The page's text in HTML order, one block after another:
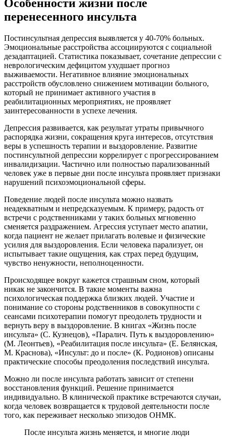
Особенности жизни после
перенесенного инсульта
Постинсультная депрессия выявляется у 40-70% больных.
Эмоциональные расстройства ассоциируются с социальной
дезадаптацией. Статистика показывает, сочетание депрессии с
неврологическим дефицитом ухудшает прогноз
выживаемости. Негативное влияние эмоциональных
расстройств обусловлено снижением мотивации больного,
который не принимает активного участия в
реабилитационных мероприятиях, не проявляет
заинтересованности в успехе лечения.
Депрессия развивается, как результат утраты привычного
распорядка жизни, сокращения круга интересов, отсутствия
веры в успешность терапии и выздоровление. Развитие
постинсультной депрессии коррелирует с прогрессированием
инвалидизации. Частично или полностью парализованный
человек уже в первые дни после инсульта проявляет признаки
нарушений психоэмоциональной сферы.
Поведение людей после инсульта можно назвать
неадекватным и непредсказуемым. К примеру, радость от
встречи с родственниками у таких больных мгновенно
сменяется раздражением. Агрессия уступает место апатии,
когда пациент не желает прилагать волевые и физические
усилия для выздоровления. Если человека парализует, он
испытывает такие ощущения, как страх перед будущим,
чувство ненужности, неполноценности.
Происходящее вокруг кажется страшным сном, который
никак не закончится. В такие моменты важна
психологическая поддержка близких людей. Участие и
понимание со стороны родственников в совокупности с
сеансами психотерапии помогут преодолеть трудности и
вернуть веру в выздоровление. В книгах «Жизнь после
инсульта» (С. Кузнецов), «Паралич. Путь к выздоровлению»
(М. Леонтьев), «Реабилитация после инсульта» (Е. Белянская,
М. Краснова), «Инсульт: до и после» (К. Родионов) описаны
практические способы преодоления последствий инсульта.
Можно ли после инсульта работать зависит от степени
восстановления функций. Решение принимается
индивидуально. В клинической практике встречаются случаи,
когда человек возвращается к трудовой деятельности после
того, как переживает несколько эпизодов ОНМК.
После инсульта жизнь меняется, и многие люди